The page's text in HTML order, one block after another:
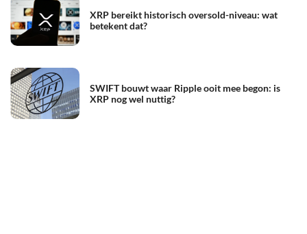
XRP bereikt historisch oversold-niveau: wat
betekent dat?
SWIFT bouwt waar Ripple ooit mee begon: is
XRP nog wel nuttig?